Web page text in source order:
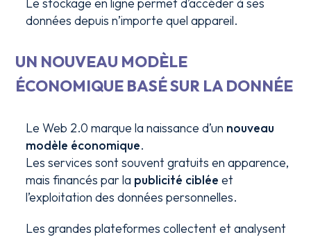
données depuis n’importe quel appareil.
UN NOUVEAU MODÈLE
ÉCONOMIQUE BASÉ SUR LA DONNÉE
Le Web 2.0 marque la naissance d’un nouveau
modèle économique.
Les services sont souvent gratuits en apparence,
mais financés par la publicité ciblée et
l’exploitation des données personnelles.
Les grandes plateformes collectent et analysent